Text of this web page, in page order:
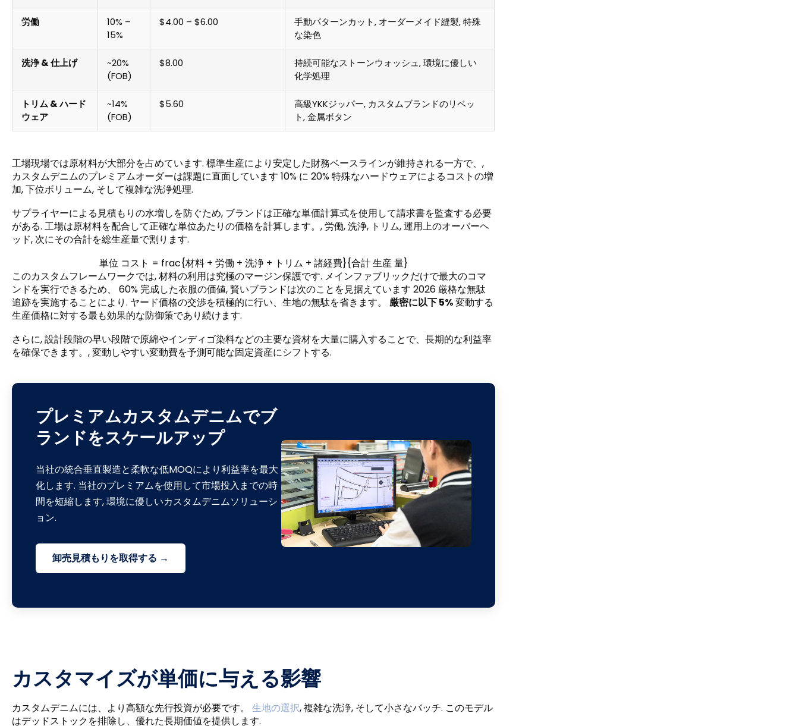
労働
10% –
15%
$4.00 – $6.00
手動パターンカット, オーダーメイド縫製, 特殊
な染色
洗浄 & 仕上げ
~20%
(FOB)
$8.00
持続可能なストーンウォッシュ, 環境に優しい
化学処理
トリム & ハード
ウェア
~14%
(FOB)
$5.60
高級YKKジッパー, カスタムブランドのリベッ
ト, 金属ボタン
工場現場では原材料が大部分を占めています. 標準生産により安定した財務ベースラインが維持される一方で、,
カスタムデニムのプレミアムオーダーは課題に直面しています 10% に 20% 特殊なハードウェアによるコストの増
加, 下位ボリューム, そして複雑な洗浄処理.
サプライヤーによる見積もりの​​水増しを防ぐため, ブランドは正確な単価計算式を使用して請求書を監査する必要
がある. 工場は原材料を配合して正確な単位あたりの価格を計算します。, 労働, 洗浄, トリム, 運用上のオーバーヘ
ッド, 次にその合計を総生産量で割ります.
単位 コスト = frac{材料 + 労働 + 洗浄 + トリム + 諸経費}{合計 生産 量}
このカスタムフレームワークでは, 材料の利用は究極のマージン保護です. メインファブリックだけで最大のコマ
ンドを実行できるため、 60% 完成した衣服の価値, 賢いブランドは次のことを見据えています 2026 厳格な無駄
追跡を実施することにより. ヤード価格の交渉を積極的に行い、生地の無駄を省きます。 厳密に以下 5%変動する
生産価格に対する最も効果的な防御策であり続けます.
さらに, 設計段階の早い段階で原綿やインディゴ染料などの主要な資材を大量に購入することで、長期的な利益率
を確保できます。, 変動しやすい変動費を予測可能な固定資産にシフトする.
プレミアムカスタムデニムでブ
ランドをスケールアップ
当社の統合垂直製造と柔軟な低MOQにより利益率を最大
化します. 当社のプレミアムを使用して市場投入までの時
間を短縮します, 環境に優しいカスタムデニムソリューシ
ョン.
卸売見積もりを取得する →
カスタマイズが単価に与える影響
カスタムデニムには、より高額な先行投資が必要です。 生地の選択, 複雑な洗浄, そして小さなバッチ. このモデル
はデッドストックを排除し、優れた長期価値を提供します.